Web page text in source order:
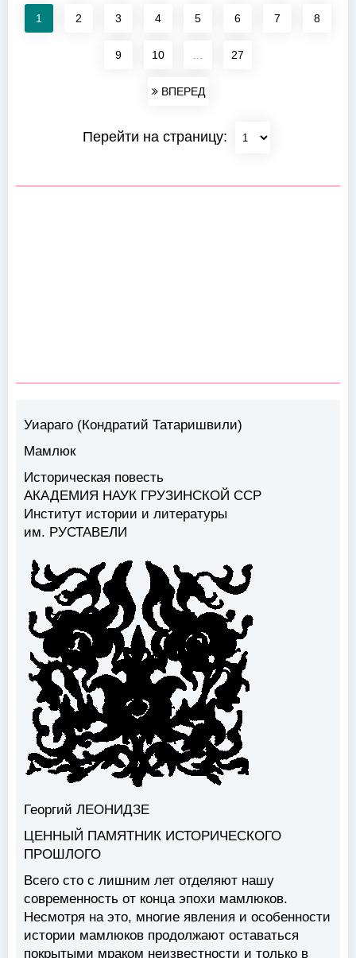
1 2 3 4 5 6 7 8
9 10 ... 27
ВПЕРЕД
Перейти на страницу:
Уиараго (Кондратий Татаришвили)
Мамлюк
Историческая повесть
АКАДЕМИЯ НАУК ГРУЗИНСКОЙ ССР
Институт истории и литературы
им. РУСТАВЕЛИ
Георгий ЛЕОНИДЗЕ
ЦЕННЫЙ ПАМЯТНИК ИСТОРИЧЕСКОГО
ПРОШЛОГО
Всего сто с лишним лет отделяют нашу
современность от конца эпохи мамлюков.
Несмотря на это, многие явления и особенности
истории мамлюков продолжают оставаться
покрытыми мраком неизвестности и только в